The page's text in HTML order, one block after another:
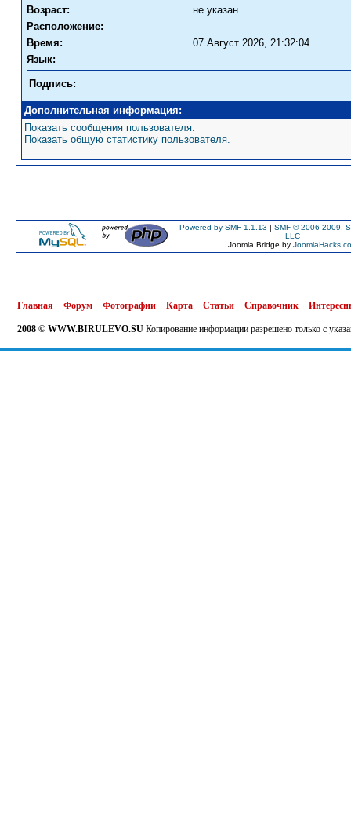
Возраст:
не указан
Расположение:
Время:
07 Август 2026, 21:32:04
Язык:
Подпись:
Дополнительная информация:
Показать сообщения пользователя.
Показать общую статистику пользователя.
Powered by SMF 1.1.13 | SMF © 2006-2009,
LLC
Joomla Bridge by
Главная Форум Фотографии Карта Статьи Справочник
2008 © WWW.BIRULEVO.SU Копирование информации разрешено только с